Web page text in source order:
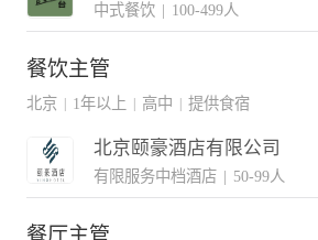
中式餐饮 | 100-499人
餐饮主管
北京 1年以上 高中 提供食宿
北京颐豪酒店有限公司
有限服务中档酒店 | 50-99人
餐厅主管